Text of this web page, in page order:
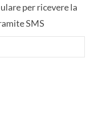
per ricevere la
SMS